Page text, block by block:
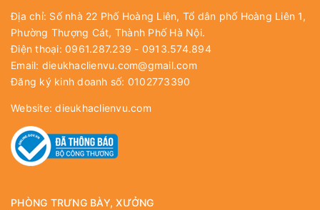
Địa chỉ: Số nhà 22 Phố Hoàng Liên, Tổ dân phố Hoàng Liên 1,
Phường Thượng Cát, Thành Phố Hà Nội.
Điện thoại: 0961.287.239 - 0913.574.894
Email: dieukhaclienvu.com@gmail.com
Đăng ký kinh doanh số: 0102773390
Website:dieukhaclienvu.com
PHÒNG TRƯNG BÀY, XƯỞNG